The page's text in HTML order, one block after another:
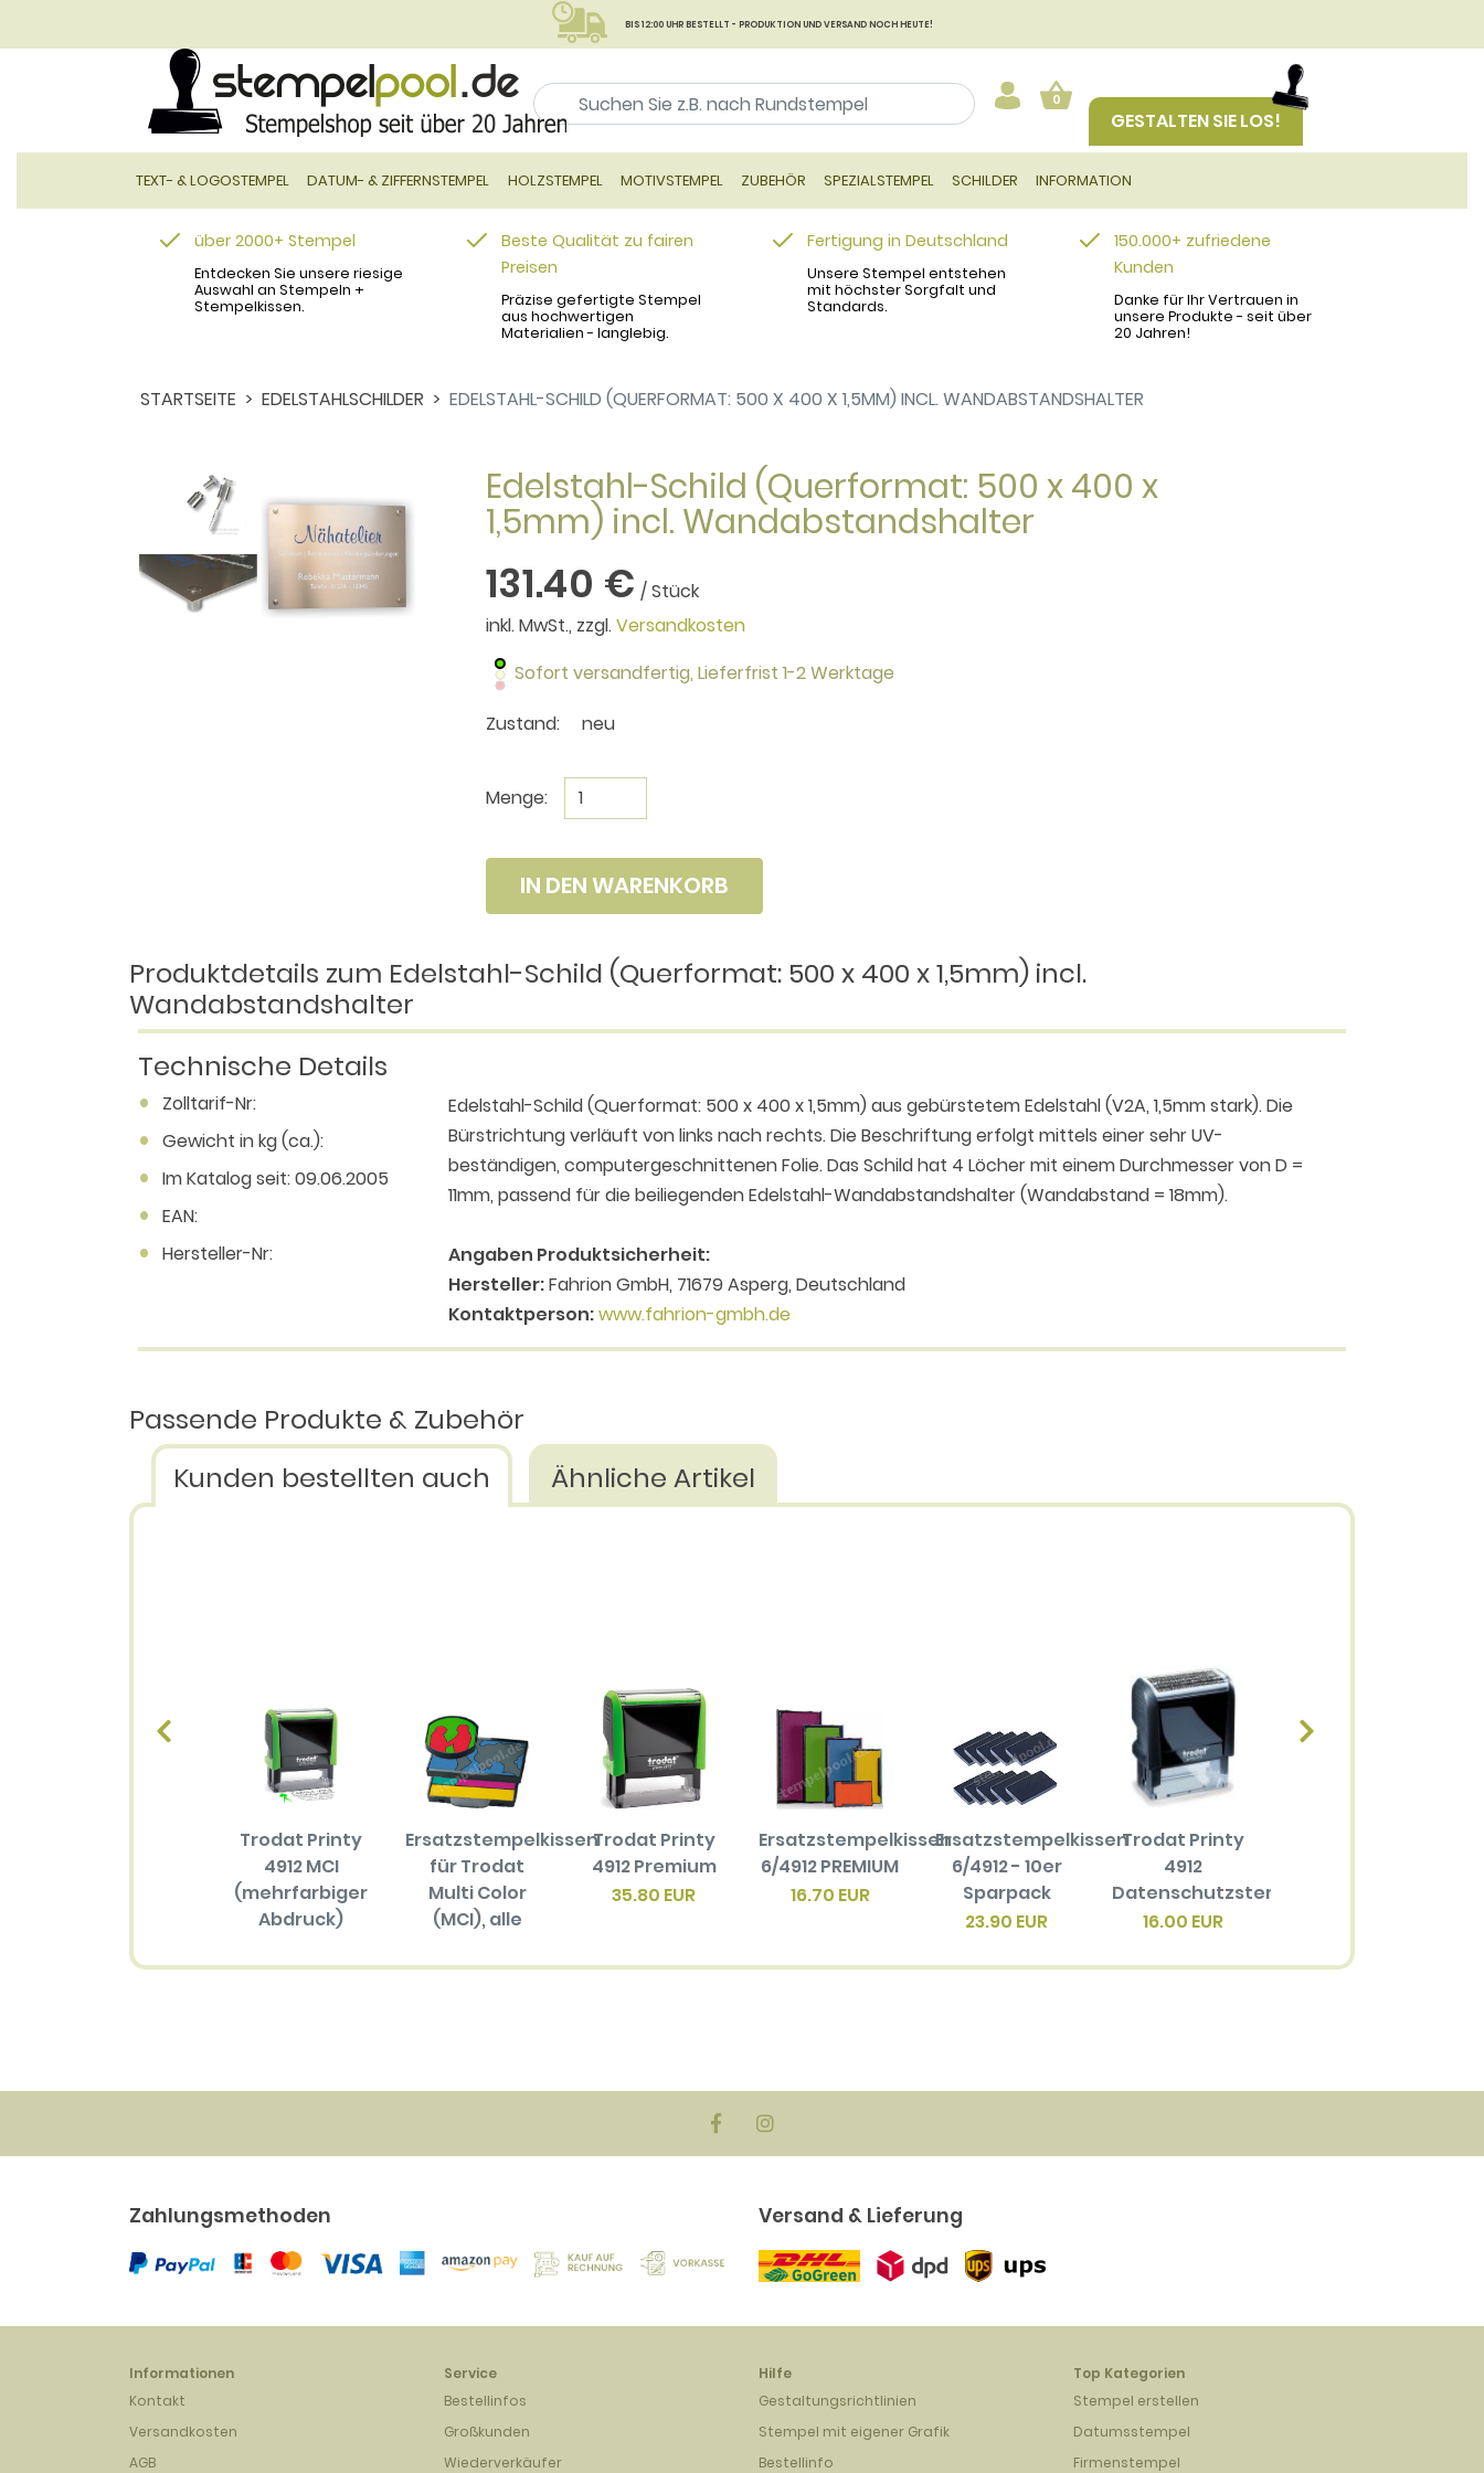
BIS 12:00 UHR BESTELLT - PRODUKTION UND VERSAND NOCH HEUTE!
0
GESTALTEN SIE LOS!
TEXT- & LOGOSTEMPEL DATUM- & ZIFFERNSTEMPEL HOLZSTEMPEL MOTIVSTEMPEL ZUBEHÖR SPEZIALSTEMPEL SCHILDER INFORMATION
über 2000+ Stempel
Entdecken Sie unsere riesige
Auswahl an Stempeln +
Stempelkissen.
Beste Qualität zu fairen
Preisen
Präzise gefertigte Stempel
aus hochwertigen
Materialien - langlebig.
Fertigung in Deutschland
Unsere Stempel entstehen
mit höchster Sorgfalt und
Standards.
150.000+ zufriedene
Kunden
Danke für Ihr Vertrauen in
unsere Produkte - seit über
20 Jahren!
STARTSEITE EDELSTAHLSCHILDER EDELSTAHL-SCHILD (QUERFORMAT: 500 X 400 X 1,5MM) INCL. WANDABSTANDSHALTER
Edelstahl-Schild (Querformat: 500 x 400 x
1,5mm) incl. Wandabstandshalter
131.40 € / Stück
inkl. MwSt., zzgl.Versandkosten
Sofort versandfertig, Lieferfrist 1-2 Werktage
Zustand:
neu
Menge:
IN DEN WARENKORB
Produktdetails zum Edelstahl-Schild (Querformat: 500 x 400 x 1,5mm) incl.
Wandabstandshalter
Technische Details
Zolltarif-Nr:
Gewicht in kg (ca.):
Im Katalog seit: 09.06.2005
EAN:
Hersteller-Nr:
Edelstahl-Schild (Querformat: 500 x 400 x 1,5mm) aus gebürstetem Edelstahl (V2A, 1,5mm stark). Die
Bürstrichtung verläuft von links nach rechts. Die Beschriftung erfolgt mittels einer sehr UV-
beständigen, computergeschnittenen Folie. Das Schild hat 4 Löcher mit einem Durchmesser von D =
11mm, passend für die beiliegenden Edelstahl-Wandabstandshalter (Wandabstand = 18mm).
Angaben Produktsicherheit:
Hersteller:Fahrion GmbH, 71679 Asperg, Deutschland
Kontaktperson:www.fahrion-gmbh.de
Passende Produkte & Zubehör
Kunden bestellten auch
Ähnliche Artikel
Trodat Printy
4912 MCI
(mehrfarbiger
Abdruck)
Ersatzstempelkissen
für Trodat
Multi Color
(MCI), alle
(mehrfarbiger
Trodat Printy
4912 Premium
35.80 EUR
Ersatzstempelkissen
6/4912 PREMIUM
16.70 EUR
Ersatzstempelkissen
6/4912 - 10er
Sparpack
23.90 EUR
Trodat Printy
4912
Datenschutzstempel
16.00 EUR
Zahlungsmethoden Versand & Lieferung
Informationen
Kontakt
Versandkosten
AGB
Service
Bestellinfos
Großkunden
Wiederverkäufer
Hilfe
Gestaltungsrichtlinien
Stempel mit eigener Grafik
Bestellinfo
Top Kategorien
Stempel erstellen
Datumsstempel
Firmenstempel